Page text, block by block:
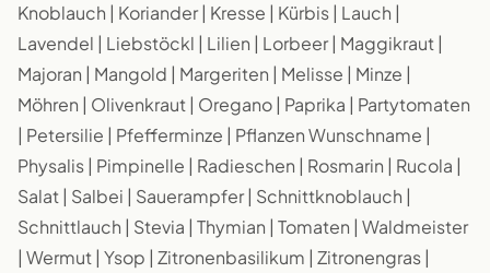
Knoblauch | Koriander | Kresse | Kürbis | Lauch |
Lavendel | Liebstöckl | Lilien | Lorbeer | Maggikraut |
Majoran | Mangold | Margeriten | Melisse | Minze |
Möhren | Olivenkraut | Oregano | Paprika | Partytomaten
| Petersilie | Pfefferminze | Pflanzen Wunschname |
Physalis | Pimpinelle | Radieschen | Rosmarin | Rucola |
Salat | Salbei | Sauerampfer | Schnittknoblauch |
Schnittlauch | Stevia | Thymian | Tomaten | Waldmeister
| Wermut | Ysop | Zitronenbasilikum | Zitronengras |